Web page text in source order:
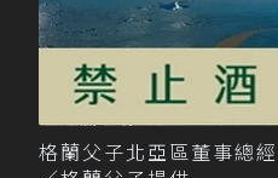
格蘭父子北亞區董事總